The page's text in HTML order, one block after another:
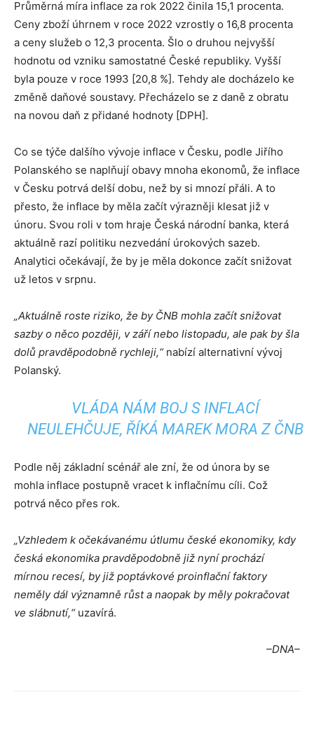
Průměrná míra inflace za rok 2022 činila 15,1 procenta.
Ceny zboží úhrnem v roce 2022 vzrostly o 16,8 procenta
a ceny služeb o 12,3 procenta. Šlo o druhou nejvyšší
hodnotu od vzniku samostatné České republiky. Vyšší
byla pouze v roce 1993 [20,8 %]. Tehdy ale docházelo ke
změně daňové soustavy. Přecházelo se z daně z obratu
na novou daň z přidané hodnoty [DPH].
Co se týče dalšího vývoje inflace v Česku, podle Jiřího
Polanského se naplňují obavy mnoha ekonomů, že inflace
v Česku potrvá delší dobu, než by si mnozí přáli. A to
přesto, že inflace by měla začít výrazněji klesat již v
únoru. Svou roli v tom hraje Česká národní banka, která
aktuálně razí politiku nezvedání úrokových sazeb.
Analytici očekávají, že by je měla dokonce začít snižovat
už letos v srpnu.
„Aktuálně roste riziko, že by ČNB mohla začít snižovat
sazby o něco později, v září nebo listopadu, ale pak by šla
dolů pravděpodobně rychleji,“nabízí alternativní vývoj
Polanský.
VLÁDA NÁM BOJ S INFLACÍ
NEULEHČUJE, ŘÍKÁ MAREK MORA Z ČNB
Podle něj základní scénář ale zní, že od února by se
mohla inflace postupně vracet k inflačnímu cíli. Což
potrvá něco přes rok.
„Vzhledem k očekávanému útlumu české ekonomiky, kdy
česká ekonomika pravděpodobně již nyní prochází
mírnou recesí, by již poptávkové proinflační faktory
neměly dál významně růst a naopak by měly pokračovat
ve slábnutí,“uzavírá.
–DNA–